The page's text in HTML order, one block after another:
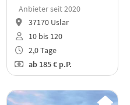
Anbieter seit 2020
37170 Uslar
10 bis 120
2,0 Tage
ab185 € p.P.